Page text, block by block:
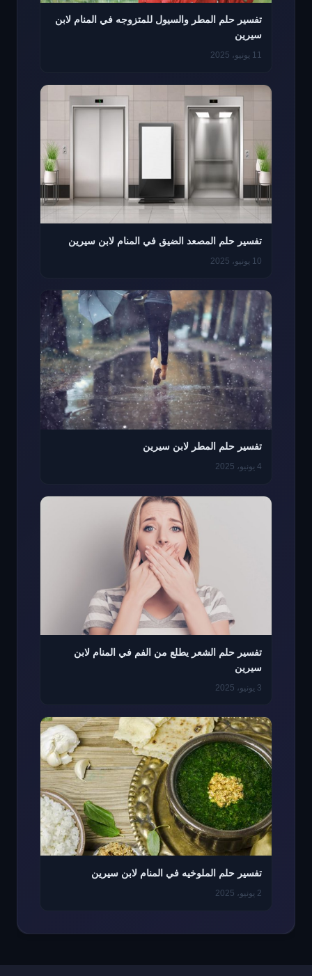
تفسير حلم المطر والسيول للمتزوجه في المنام لابن
سيرين
11 يونيو، 2025
تفسير حلم المصعد الضيق في المنام لابن سيرين
10 يونيو، 2025
تفسير حلم المطر لابن سيرين
4 يونيو، 2025
تفسير حلم الشعر يطلع من الفم في المنام لابن
سيرين
3 يونيو، 2025
تفسير حلم الملوخيه في المنام لابن سيرين
2 يونيو، 2025